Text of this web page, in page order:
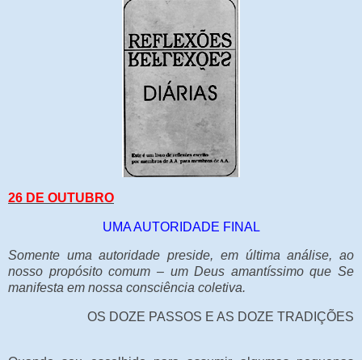
26 DE OUTUBRO
UMA AUTORIDADE FINAL
Somente uma autoridade preside, em última análise, ao
nosso propósito comum – um Deus amantíssimo que Se
manifesta em nossa consciência coletiva.
OS DOZE PASSOS E AS DOZE TRADIÇÕES